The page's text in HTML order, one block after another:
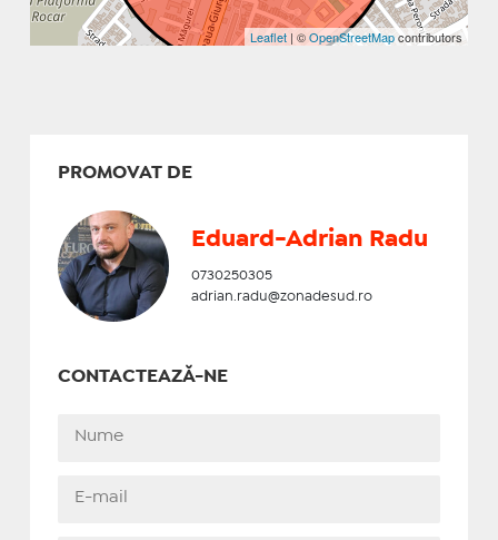
Leaflet | ©OpenStreetMapcontributors
PROMOVAT DE
Eduard-Adrian Radu
0730250305
adrian.radu@zonadesud.ro
CONTACTEAZĂ-NE